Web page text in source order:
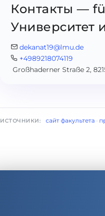
Контакты —
dekanat19@lmu.de
+4989218074119
Großhaderner Straße 2,
ИСТОЧНИКИ: сайт факультета ·